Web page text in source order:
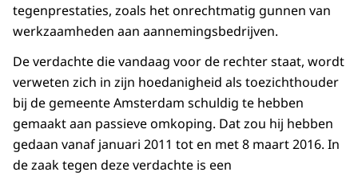
tegenprestaties, zoals het onrechtmatig gunnen van
werkzaamheden aan aannemingsbedrijven.
De verdachte die vandaag voor de rechter staat, wordt
verweten zich in zijn hoedanigheid als toezichthouder
bij de gemeente Amsterdam schuldig te hebben
gemaakt aan passieve omkoping. Dat zou hij hebben
gedaan vanaf januari 2011 tot en met 8 maart 2016. In
de zaak tegen deze verdachte is een